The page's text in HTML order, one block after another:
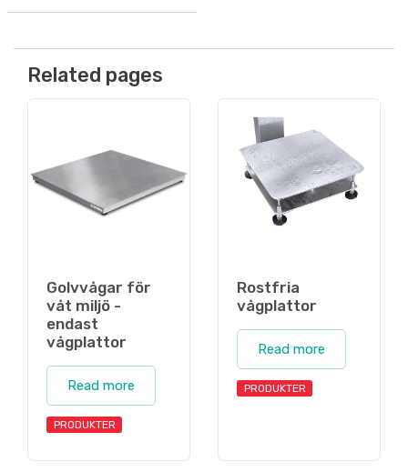
Related pages
Golvvågar för
våt miljö -
endast
vågplattor
Read more
PRODUKTER
Rostfria
vågplattor
Read more
PRODUKTER